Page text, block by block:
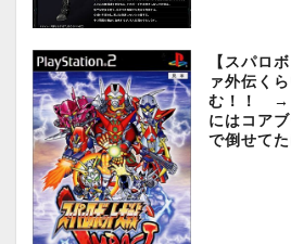
【スパロ
ァ外伝く
む！！ →
にはコア
で倒せて